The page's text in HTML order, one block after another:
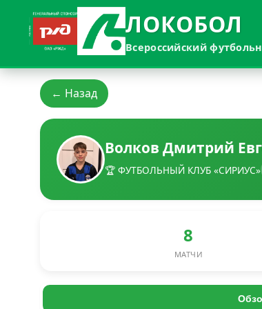
ЛОКОБОЛ
Всероссийский
← Назад
Волков Дмитрий
🏆 ФУТБОЛЬНЫЙ КЛУБ «СИРИУС»
8
МАТЧИ